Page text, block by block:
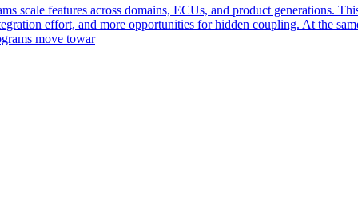
scale features across domains, ECUs, and product generations.
effort, and more opportunities for hidden coupling. At the
move towar